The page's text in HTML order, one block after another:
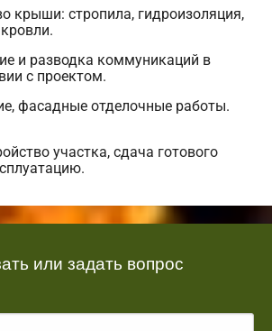
крыши: стропила, гидроизоляция,
и разводка коммуникаций в
с проектом.
фасадные отделочные работы.
участка, сдача готового
или задать вопрос